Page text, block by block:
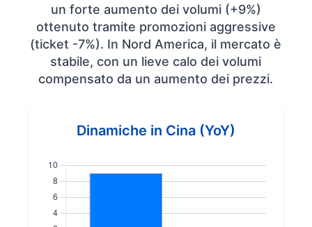
un forte aumento dei volumi (+9%)
ottenuto tramite promozioni aggressive
(ticket -7%). In Nord America, il mercato è
stabile, con un lieve calo dei volumi
compensato da un aumento dei prezzi.
Dinamiche in Cina (YoY)